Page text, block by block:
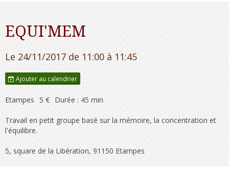
EQUI'MEM
Le 24/11/2017 de 11:00 à 11:45
Ajouter au calendrier
Etampes 5 € Durée : 45 min
Travail en petit groupe basé sur la mémoire, la concentration et
l'équilibre.
5, square de la Libération, 91150 Etampes